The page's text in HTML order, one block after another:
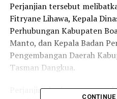
Perjanjian tersebut
Fitryane Lihawa, Kepala
Perhubungan Kabupaten
Manto, dan Kepala Badan
Pengembangan Daerah
Tasman Dangkua.
Perjanjian kerjasama
CONTINUE